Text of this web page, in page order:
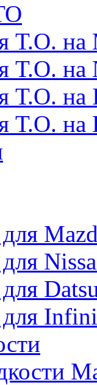
Т.О. на
Т.О. на
Т.О.
Т.О. на
для